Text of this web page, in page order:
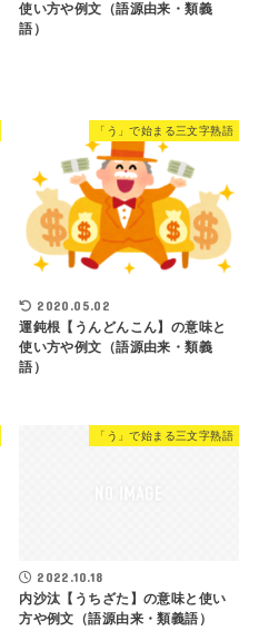
使い方や例文（語源由来・類義
語）
「う」で始まる三文字熟語
2020.05.02
運鈍根【うんどんこん】の意味と
使い方や例文（語源由来・類義
語）
「う」で始まる三文字熟語
2022.10.18
内沙汰【うちざた】の意味と使い
方や例文（語源由来・類義語）